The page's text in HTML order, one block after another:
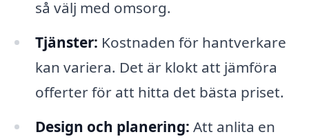
så välj med omsorg.
Tjänster: Kostnaden för hantverkare
kan variera. Det är klokt att jämföra
offerter för att hitta det bästa priset.
Design och planering: Att anlita en